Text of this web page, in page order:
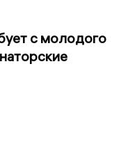
с молодого